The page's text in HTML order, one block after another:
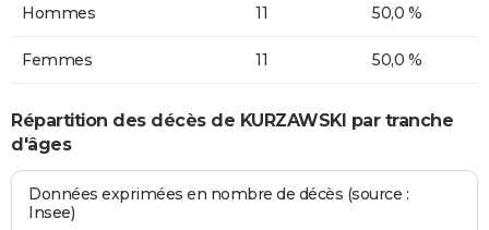
Hommes 11 50,0 %
Femmes 11 50,0 %
Répartition des décès de KURZAWSKI par tranche
d'âges
Données exprimées en nombre de décès (source :
Insee)